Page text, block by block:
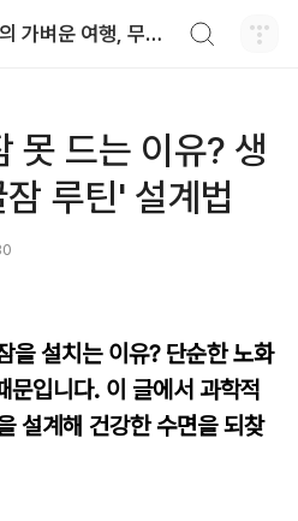
미스터 코코넛의 가벼운 여행, 무거운 추억
못 드는 이유? 생
루틴' 설계법
을 설치는 이유? 단순한 노화
문입니다. 이 글에서 과학적
설계해 건강한 수면을 되찾